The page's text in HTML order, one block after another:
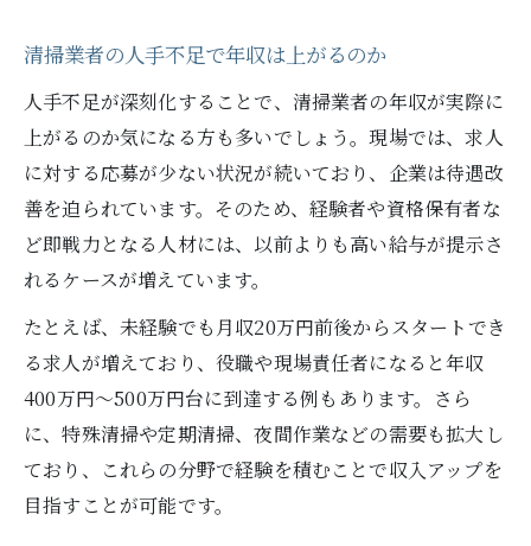
清掃業者の人手不足で年収は上がるのか
人手不足が深刻化することで、清掃業者の年収が実際に
上がるのか気になる方も多いでしょう。現場では、求人
に対する応募が少ない状況が続いており、企業は待遇改
善を迫られています。そのため、経験者や資格保有者な
ど即戦力となる人材には、以前よりも高い給与が提示さ
れるケースが増えています。
たとえば、未経験でも月収20万円前後からスタートでき
る求人が増えており、役職や現場責任者になると年収
400万円～500万円台に到達する例もあります。さら
に、特殊清掃や定期清掃、夜間作業などの需要も拡大し
ており、これらの分野で経験を積むことで収入アップを
目指すことが可能です。